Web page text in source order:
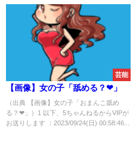
芸能
【画像】女の子「舐める？❤」
（出典 【画像】女の子「おまんこ舐め
る？❤」）1 以下、5ちゃんねるからVIPが
お送りします ：2023/09/24(日) 00:58:46...